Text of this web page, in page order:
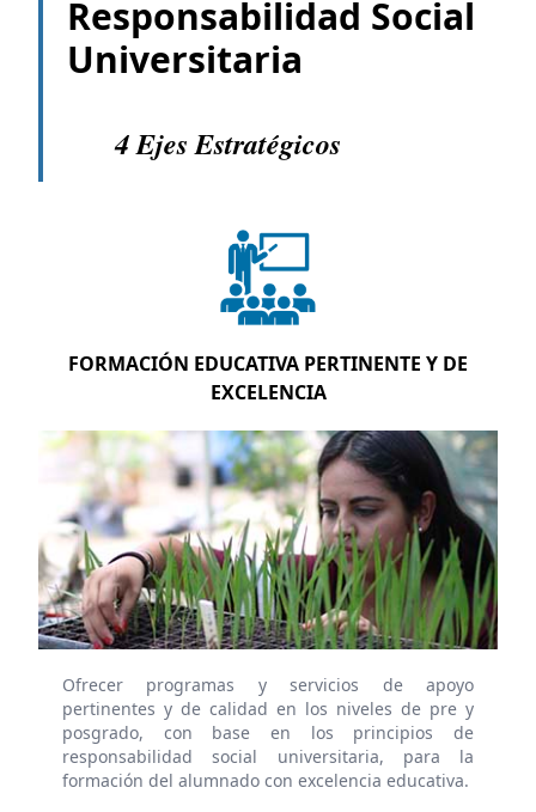
Responsabilidad Social
Universitaria
4 Ejes Estratégicos
FORMACIÓN EDUCATIVA PERTINENTE Y DE
EXCELENCIA
Ofrecer programas y servicios de apoyo
pertinentes y de calidad en los niveles de pre y
posgrado, con base en los principios de
responsabilidad social universitaria, para la
formación del alumnado con excelencia educativa.